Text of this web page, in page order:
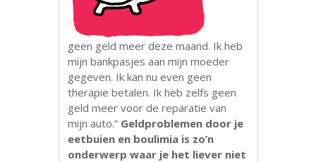
geen geld meer deze maand. Ik heb
mijn bankpasjes aan mijn moeder
gegeven. Ik kan nu even geen
therapie betalen. Ik heb zelfs geen
geld meer voor de reparatie van
mijn auto.” Geldproblemen door je
eetbuien en boulimia is zo’n
onderwerp waar je het liever niet